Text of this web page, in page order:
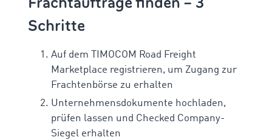
Schritte
Auf dem TIMOCOM Road Freight
Marketplace registrieren, um Zugang zur
Frachtenbörse zu erhalten
Unternehmensdokumente hochladen,
prüfen lassen und Checked Company-
Siegel erhalten